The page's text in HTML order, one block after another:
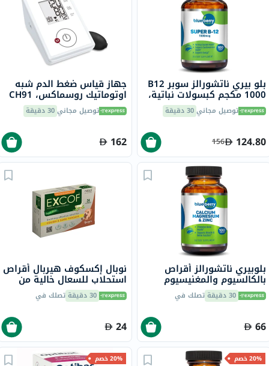
بلو بيري ناتشورالز سوبر B12
1000 مكجم كبسولات نباتية،
100 كبسولة توصيل مجاني30 دقيقة
124.80
156
جهاز قياس ضغط الدم شبه
اوتوماتيك روسماكس، CH91
توصيل مجاني30 دقيقة
162
بلوبيري ناتشورالز أقراص
بالكالسيوم والمغنيسيوم
والزنك، 100 قطعة30 دقيقة تصلك في
66
نوبال إكسكوف هيربال أقراص
استحلاب للسعال خالية من
السكر، بنكهة الزنجبيل، حزمة
من 24 30 دقيقة تصلك في
24
20% خصم 20% خصم